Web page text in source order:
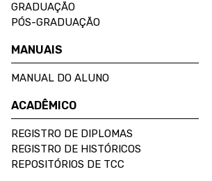
GRADUAÇÃO
PÓS-GRADUAÇÃO
MANUAIS
MANUAL DO ALUNO
ACADÊMICO
REGISTRO DE DIPLOMAS
REGISTRO DE HISTÓRICOS
REPOSITÓRIOS DE TCC